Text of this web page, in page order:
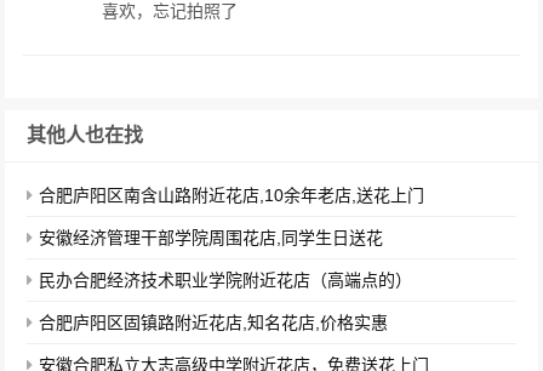
喜欢，忘记拍照了
其他人也在找
合肥庐阳区南含山路附近花店,10余年老店,送花上门
安徽经济管理干部学院周围花店,同学生日送花
民办合肥经济技术职业学院附近花店（高端点的）
合肥庐阳区固镇路附近花店,知名花店,价格实惠
安徽合肥私立大志高级中学附近花店，免费送花上门